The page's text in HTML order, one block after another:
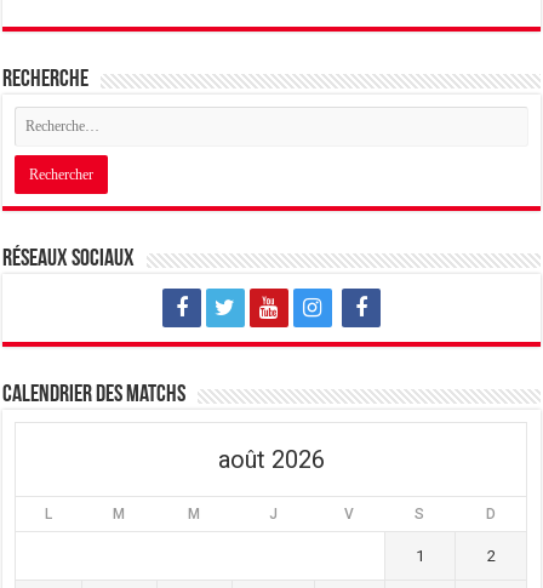
Recherche
Réseaux sociaux
Calendrier des matchs
août 2026
L M M J V S D
1 2